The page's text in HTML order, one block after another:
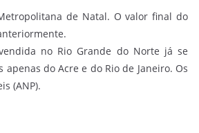
de Natal. O valor final do
no Rio Grande do Norte já se
do Acre e do Rio de Janeiro. Os
(ANP).